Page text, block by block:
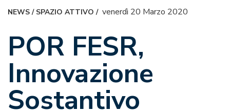
NEWS/ SPAZIO ATTIVO / venerdì 20 Marzo 2020
POR FESR,
Innovazione
Sostantivo